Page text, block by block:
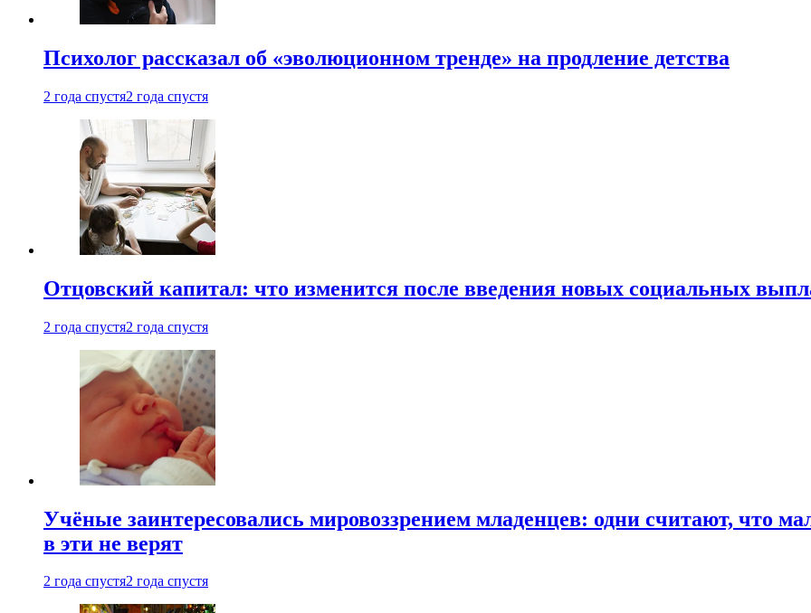
Психолог рассказал об «эволюционном тренде» на продление детства
2 года спустя2 года спустя
Отцовский капитал: что изменится после введения новых социальных
2 года спустя2 года спустя
Учёные заинтересовались мировоззрением младенцев: одни считают, что
в эти не верят
2 года спустя2 года спустя